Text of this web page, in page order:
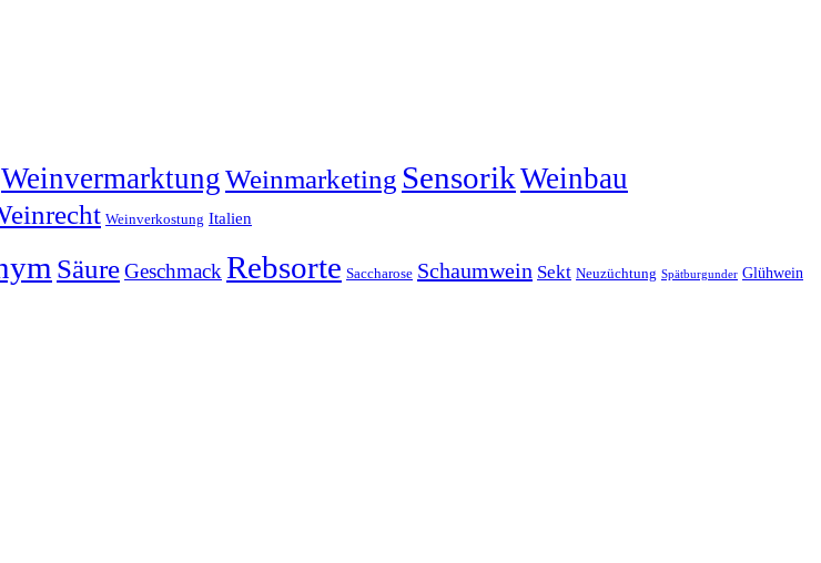
WeinvermarktungWeinmarketing SensorikWeinbau
Weinverkostung Italien
SäureGeschmack Rebsorte Saccharose Schaumwein Sekt Neuzüchtung Spätburgunder Glühwein